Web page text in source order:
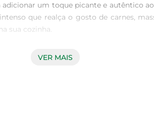
um toque picante e autêntico
que realça o gosto de carnes,
sua cozinha.
Tabasco mantém a tradição de
VER MAIS